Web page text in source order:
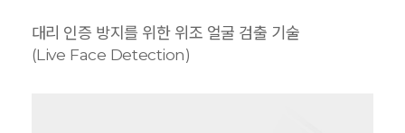
대리 인증 방지를 위한 위조 얼굴 검출 기술
(Live Face Detection)